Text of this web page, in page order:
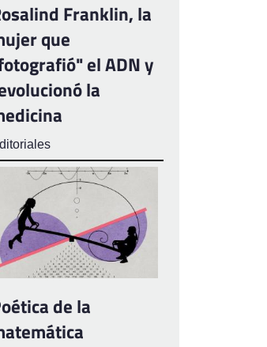
los formatos de textoFranklin, la
que
el ADN y
la
de la